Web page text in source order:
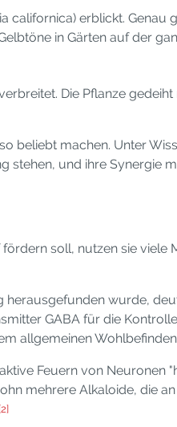
californica) erblickt. Genau
in Gärten auf der
Die Pflanze
beliebt machen. Unter
stehen, und ihre Synergie
soll, nutzen sie viele
wurde,
GABA für die
allgemeinen
Feuern von Neuronen
mehrere Alkaloide, die
[2]